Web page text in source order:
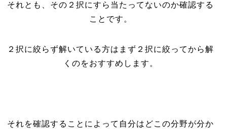
それとも、その２択にすら当たってないのか確認する
ことです。
２択に絞らず解いている方はまず２択に絞ってから解
くのをおすすめします。
それを確認することによって自分はどこの分野が分か